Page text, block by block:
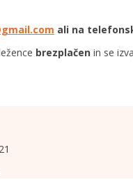
ali na
brezplačen in se